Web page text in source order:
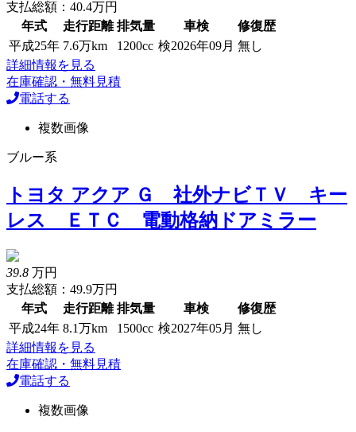
支払総額：40.4万円
年式
走行距離 排気量 車検
修復歴
平成25年 7.6万km 1200cc 検2026年09月 無し
詳細情報を見る
在庫確認・無料見積
電話する
複数画像
ブルー系
トヨタ アクア Ｇ 社外ナビＴＶ キー
レス ＥＴＣ 電動格納ドアミラー
39.8 万円
支払総額：49.9万円
年式
走行距離 排気量 車検
修復歴
平成24年 8.1万km 1500cc 検2027年05月 無し
詳細情報を見る
在庫確認・無料見積
電話する
複数画像